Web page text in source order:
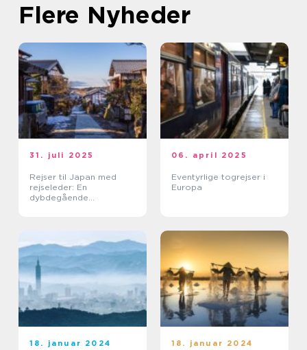
Flere Nyheder
31. juli 2025
Rejser til Japan med
rejseleder: En
dybdegående
06. april 2025
Eventyrlige togrejser i
Europa
18. januar 2024 18. januar 2024